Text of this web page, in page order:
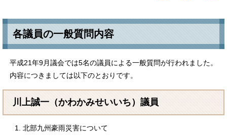
各議員の一般質問内容
平成21年9月議会では5名の議員による一般質問が行われました。
内容につきましては以下のとおりです。
川上誠一（かわかみせいいち）議員
北部九州豪雨災害について